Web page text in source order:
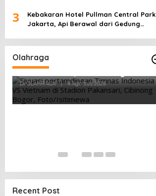
3
Kebakaran Hotel Pullman Central Park
Jakarta, Api Berawal dari Gedung
Olahraga
Vietnam Permalukan Indonesia 3-
Manfaatkan Laga Kandang
Di OLAHRAGA | 4 Agustus 2026
Recent Post